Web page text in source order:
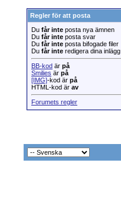
Regler för att posta
Du får inte posta nya ämnen
Du får inte posta svar
Du får inte posta bifogade filer
Du får inte redigera dina inlägg
BB-kod är på
Smilies är på
[IMG]-kod är på
HTML-kod är av
Forumets regler